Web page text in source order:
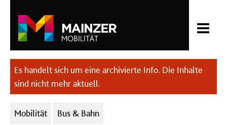
Es handelt sich um eine archivierte Info. Die Inhalte
sind nicht mehr aktuell.
Kategorien:
Mobilität
Bus & Bahn